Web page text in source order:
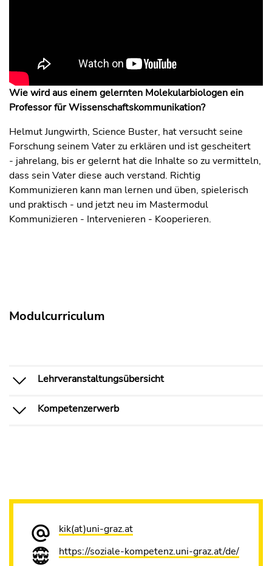
Wie wird aus einem gelernten Molekularbiologen ein
Professor für Wissenschaftskommunikation?
Helmut Jungwirth, Science Buster, hat versucht seine
Forschung seinem Vater zu erklären und ist gescheitert
- jahrelang, bis er gelernt hat die Inhalte so zu vermitteln,
dass sein Vater diese auch verstand. Richtig
Kommunizieren kann man lernen und üben, spielerisch
und praktisch - und jetzt neu im Mastermodul
Kommunizieren - Intervenieren - Kooperieren.
Modulcurriculum
Lehrveranstaltungsübersicht
Kompetenzerwerb
kik(at)uni-graz.at
https://soziale-kompetenz.uni-graz.at/de/